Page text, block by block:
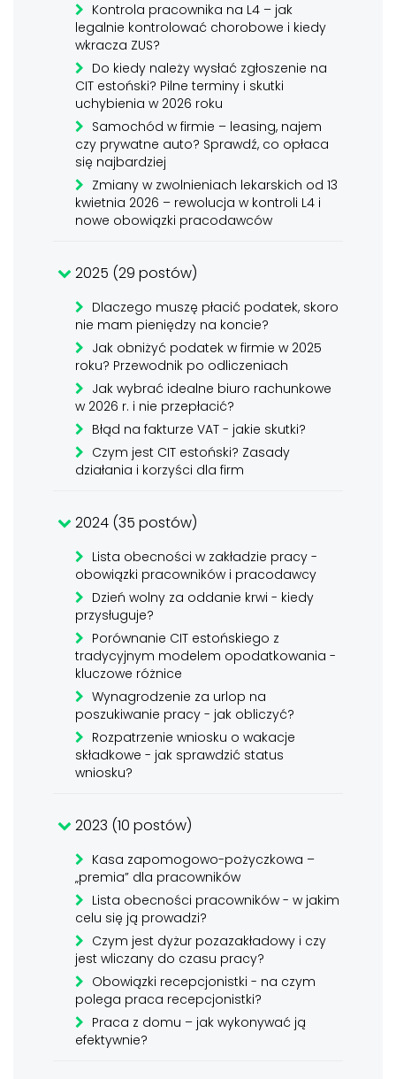
Kontrola pracownika na L4 – jak
legalnie kontrolować chorobowe i kiedy
wkracza ZUS?
Do kiedy należy wysłać zgłoszenie na
CIT estoński? Pilne terminy i skutki
uchybienia w 2026 roku
Samochód w firmie – leasing, najem
czy prywatne auto? Sprawdź, co opłaca
się najbardziej
Zmiany w zwolnieniach lekarskich od 13
kwietnia 2026 – rewolucja w kontroli L4 i
nowe obowiązki pracodawców
2025 (29 postów)
Dlaczego muszę płacić podatek, skoro
nie mam pieniędzy na koncie?
Jak obniżyć podatek w firmie w 2025
roku? Przewodnik po odliczeniach
Jak wybrać idealne biuro rachunkowe
w 2026 r. i nie przepłacić?
Błąd na fakturze VAT - jakie skutki?
Czym jest CIT estoński? Zasady
działania i korzyści dla firm
2024 (35 postów)
Lista obecności w zakładzie pracy -
obowiązki pracowników i pracodawcy
Dzień wolny za oddanie krwi - kiedy
przysługuje?
Porównanie CIT estońskiego z
tradycyjnym modelem opodatkowania -
kluczowe różnice
Wynagrodzenie za urlop na
poszukiwanie pracy - jak obliczyć?
Rozpatrzenie wniosku o wakacje
składkowe - jak sprawdzić status
wniosku?
2023 (10 postów)
Kasa zapomogowo-pożyczkowa –
„premia” dla pracowników
Lista obecności pracowników - w jakim
celu się ją prowadzi?
Czym jest dyżur pozazakładowy i czy
jest wliczany do czasu pracy?
Obowiązki recepcjonistki - na czym
polega praca recepcjonistki?
Praca z domu – jak wykonywać ją
efektywnie?